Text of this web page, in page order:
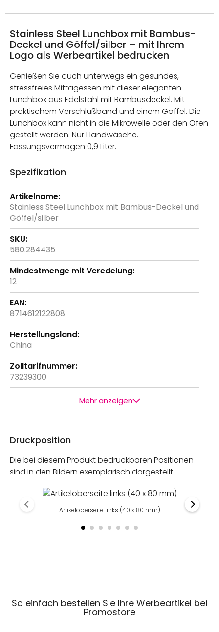
Stainless Steel Lunchbox mit Bambus-
Deckel und Göffel/silber – mit Ihrem
Logo als Werbeartikel bedrucken
Genießen Sie auch unterwegs ein gesundes,
stressfreies Mittagessen mit dieser eleganten
Lunchbox aus Edelstahl mit Bambusdeckel. Mit
praktischem Verschlußband und einem Göffel. Die
Lunchbox kann nicht in die Mikrowelle oder den Ofen
gestellt werden. Nur Handwäsche.
Fassungsvermögen 0,9 Liter.
Spezifikation
Weitere
Informationen
Stainless Steel Lunchbox mit Bambus-Deckel und
Göffel/silber
580.284435
12
8714612122808
China
73239300
Mehr anzeigen
Druckposition
Die bei diesem Produkt bedruckbaren Positionen
sind in den Bildern exemplarisch dargestellt.
Artikeloberseite links (40 x 80 mm)
So einfach bestellen Sie Ihre Werbeartikel bei
Promostore